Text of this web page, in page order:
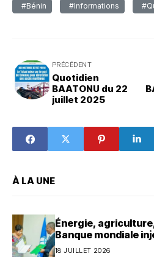
#Bénin #Informations
PRÉCÉDENT
Quotidien
BAATONU du 22
juillet 2025
À LA UNE
Énergie,
Banque mondiale
dollars au Bénin
18 JUILLET 2026